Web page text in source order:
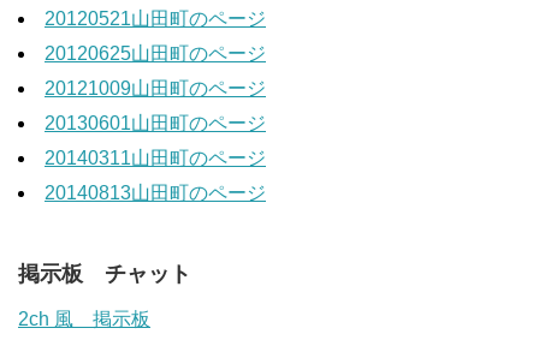
20120521山田町のページ
20120625山田町のページ
20121009山田町のページ
20130601山田町のページ
20140311山田町のページ
20140813山田町のページ
掲示板 チャット
2ch 風 掲示板